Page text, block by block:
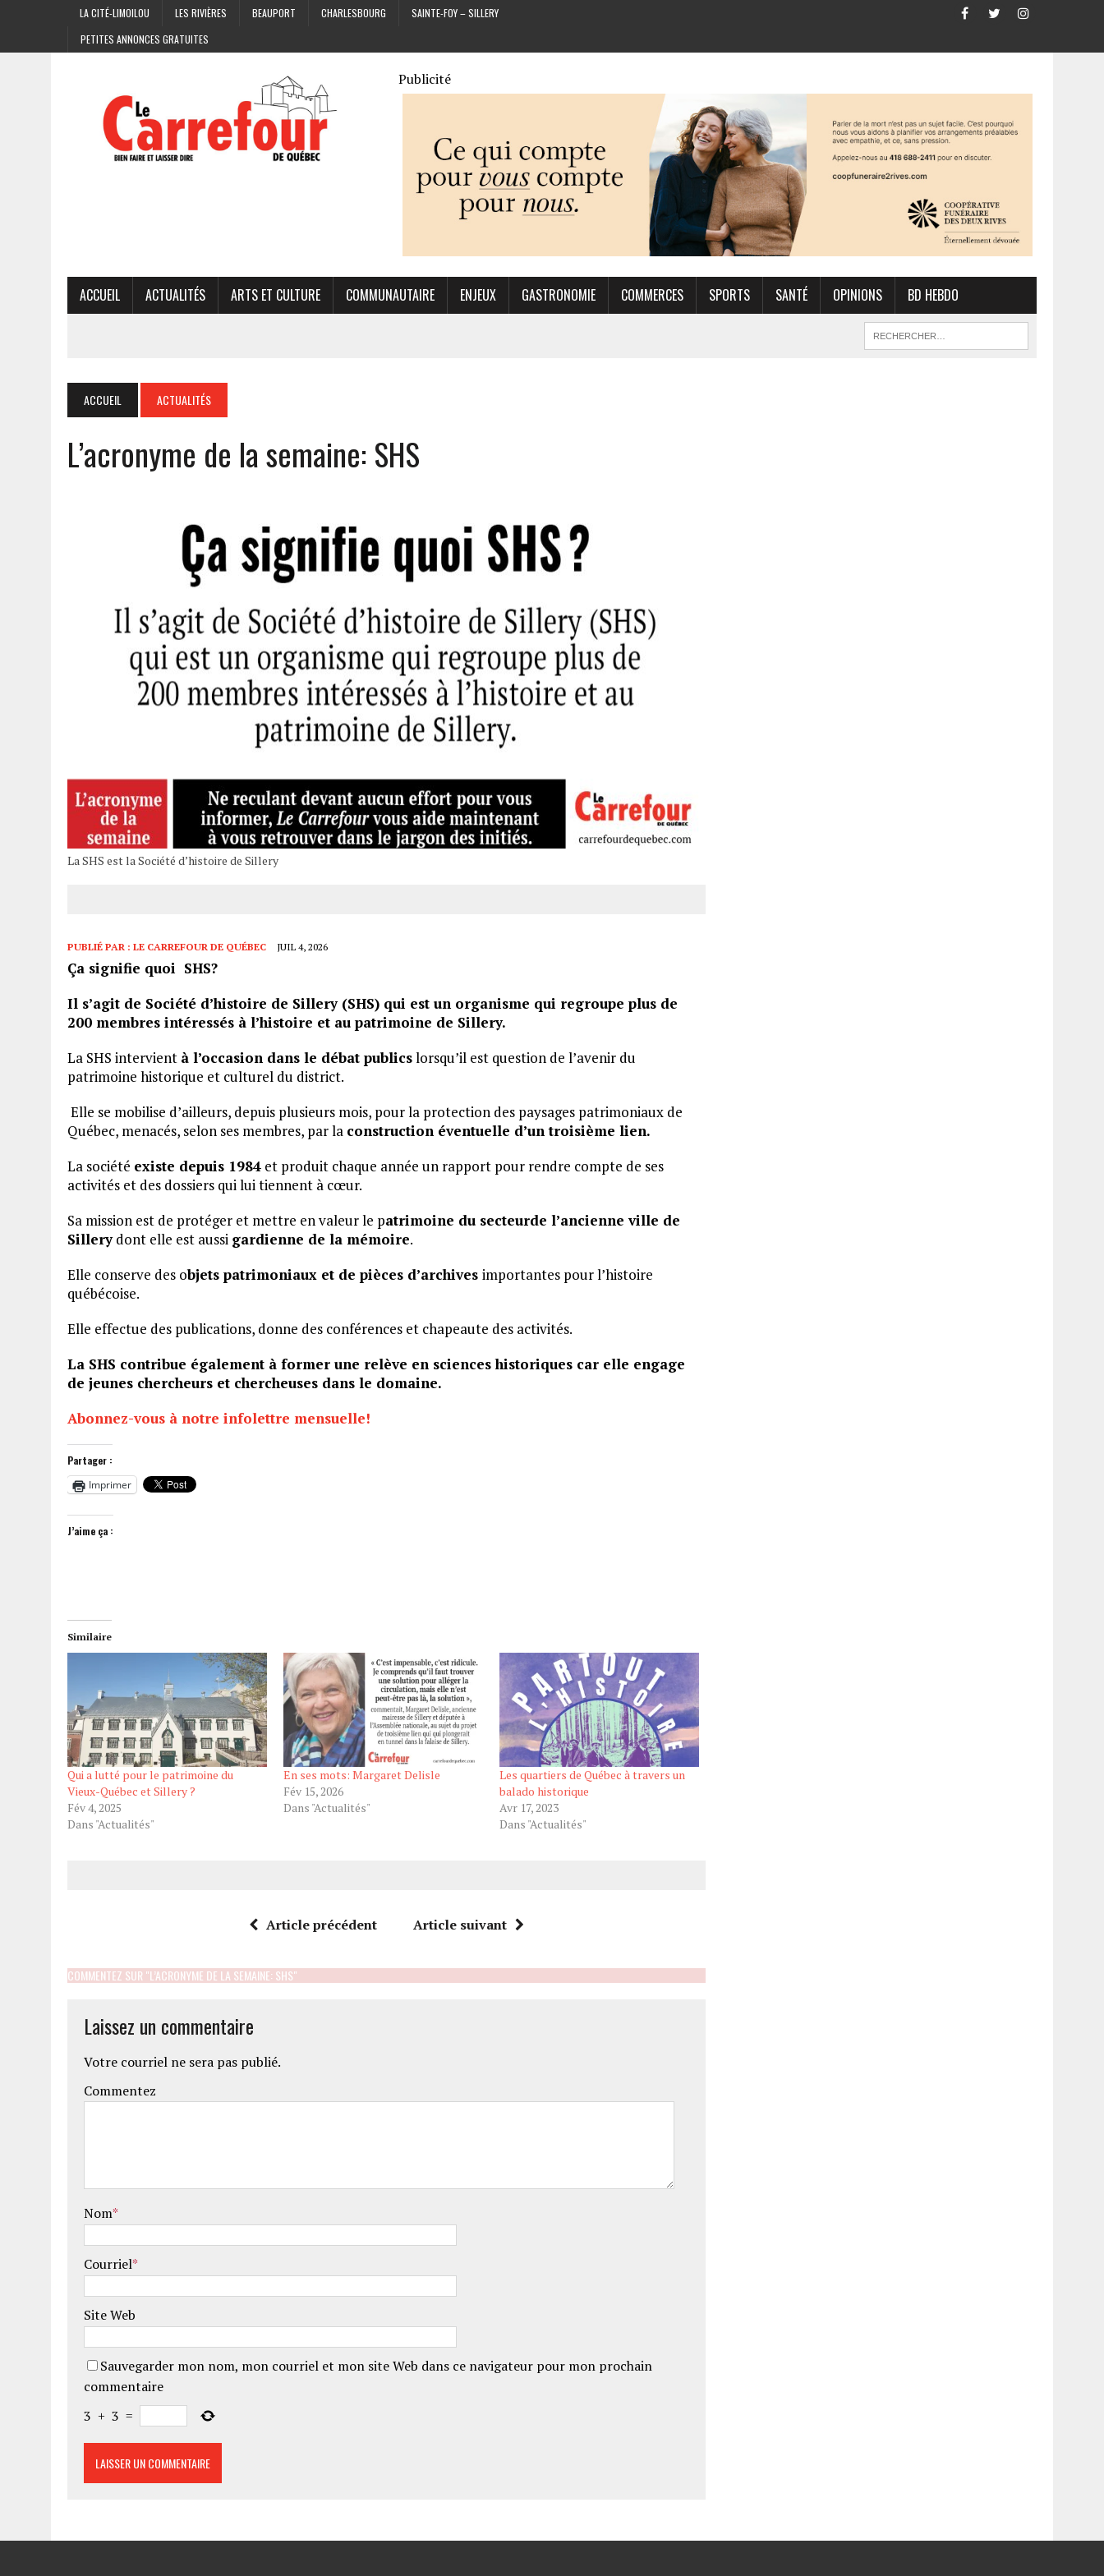
LA CITÉ-LIMOILOU LES RIVIÈRES BEAUPORT CHARLESBOURG
SAINTE-FOY – SILLERY
PETITES ANNONCES GRATUITES
Publicité
ACCUEIL ACTUALITÉS ARTS ET CULTURE COMMUNAUTAIRE ENJEUX GASTRONOMIE COMMERCES SPORTS SANTÉ OPINIONS BD HEBDO
ACCUEIL ACTUALITÉS
L’acronyme de la semaine: SHS
La SHS est la Société d’histoire de Sillery
PUBLIÉ PAR : LE CARREFOUR DE QUÉBEC JUIL 4, 2026
Ça signifie quoi SHS?
Il s’agit de Société d’histoire de Sillery (SHS) qui est un organisme qui regroupe plus de
200 membres intéressés à l’histoire et au patrimoine de Sillery.
La SHS intervient à l’occasion dans le débat publicslorsqu’il est question de l’avenir du
patrimoine historique et culturel du district.
Elle se mobilise d’ailleurs, depuis plusieurs mois, pour la protection des paysages patrimoniaux de
Québec, menacés, selon ses membres, par la construction éventuelle d’un troisième lien.
La société existe depuis 1984 et produit chaque année un rapport pour rendre compte de ses
activités et des dossiers qui lui tiennent à cœur.
Sa mission est de protéger et mettre en valeur le patrimoine du secteurde l’ancienne ville de
Sillerydont elle est aussi gardienne de la mémoire.
Elle conserve des objets patrimoniaux et de pièces d’archives importantes pour l’histoire
québécoise.
Elle effectue des publications, donne des conférences et chapeaute des activités.
La SHS contribue également à former une relève en sciences historiques car elle engage
de jeunes chercheurs et chercheuses dans le domaine.
Abonnez-vous à notre infolettre mensuelle!
Partager :
Imprimer
J’aime ça :
Similaire
Qui a lutté pour le patrimoine du
Vieux-Québec et Sillery ?
Fév 4, 2025
Dans "Actualités"
En ses mots: Margaret Delisle
Fév 15, 2026
Dans "Actualités"
Les quartiers de Québec à travers un
balado historique
Avr 17, 2023
Dans "Actualités"
Article précédent Article suivant
COMMENTEZ SUR "L’ACRONYME DE LA SEMAINE: SHS"
Laissez un commentaire
Votre courriel ne sera pas publié.
Commentez
Nom*
Courriel*
Site Web
Sauvegarder mon nom, mon courriel et mon site Web dans ce navigateur pour mon prochain
commentaire
3 + 3 =